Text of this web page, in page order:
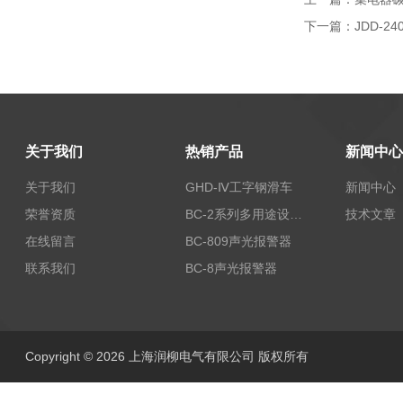
下一篇： JDD-
关于我们
关于我们
荣誉资质
在线留言
联系我们
热销产品
GHD-Ⅳ工字钢滑车
BC-809声光报警器
BC-8声光报警器
新闻中心
新闻中心
技术文章
Copyright © 2026 上海润柳电气有限公司 版权所有